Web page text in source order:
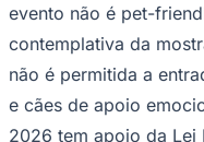
Fluminense
evento não é pet-
contemplativa da
não é permitida a
e cães de apoio
2026 tem apoio da Lei